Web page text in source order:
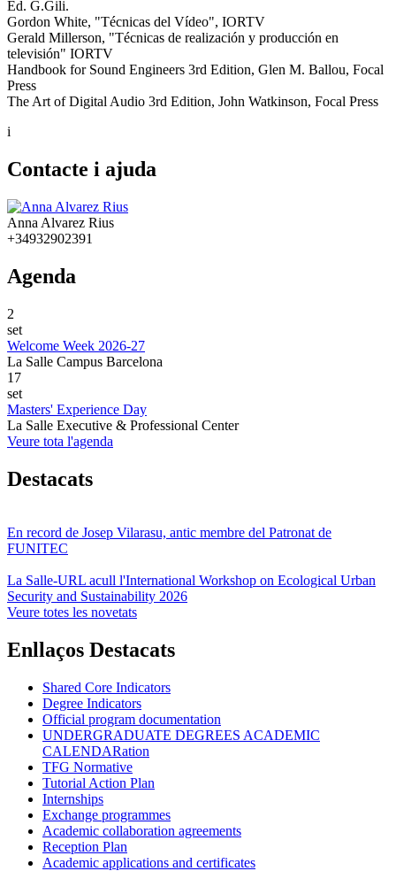
Ed. G.Gili.
Gordon White, "Técnicas del Vídeo", IORTV
Gerald Millerson, "Técnicas de realización y producción en
televisión" IORTV
Handbook for Sound Engineers 3rd Edition, Glen M. Ballou, Focal
Press
The Art of Digital Audio 3rd Edition, John Watkinson, Focal Press
i
Contacte i ajuda
Anna Alvarez Rius
+34932902391
Agenda
2
set
Welcome Week 2026-27
La Salle Campus Barcelona
17
set
Masters' Experience Day
La Salle Executive & Professional Center
Veure tota l'agenda
Destacats
En record de Josep Vilarasu, antic membre del Patronat de
FUNITEC
La Salle-URL acull l'International Workshop on Ecological Urban
Security and Sustainability 2026
Veure totes les novetats
Enllaços Destacats
Shared Core Indicators
Degree Indicators
Official program documentation
UNDERGRADUATE DEGREES ACADEMIC
CALENDARation
TFG Normative
Tutorial Action Plan
Internships
Exchange programmes
Academic collaboration agreements
Reception Plan
Academic applications and certificates